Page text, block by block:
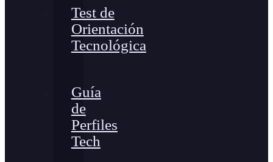
Test de
Orientación
Tecnológica
Guía
de
Perfiles
Tech